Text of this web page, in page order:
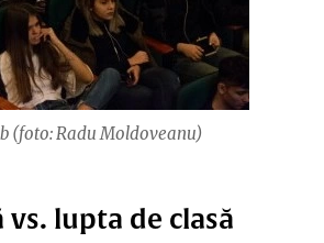
(foto: Radu Moldoveanu)
lupta de clasă